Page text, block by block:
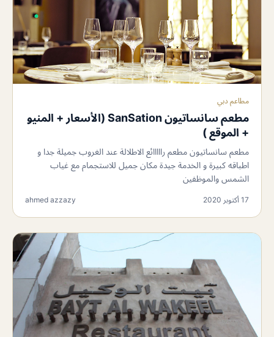
مطاعم دبي
مطعم سانساتيون SanSation (الأسعار + المنيو
+ الموقع )
مطعم سانساتيون مطعم رااااائع الاطلالة عند الغروب جميلة جدا و
اطباقه كبيرة و الخدمة جيدة مكان جميل للاستجمام مع غياب
الشمس والموظفين
17 أكتوبر 2020 ahmed azzazy